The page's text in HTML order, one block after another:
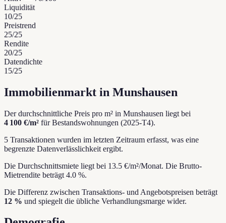
Liquidität
10/25
Preistrend
25/25
Rendite
20/25
Datendichte
15/25
Immobilienmarkt in Munshausen
Der durchschnittliche Preis pro m² in Munshausen liegt bei
4 100 €/m² für Bestandswohnungen (2025-T4).
5 Transaktionen wurden im letzten Zeitraum erfasst, was eine
begrenzte Datenverlässlichkeit ergibt.
Die Durchschnittsmiete liegt bei 13.5 €/m²/Monat. Die Brutto-
Mietrendite beträgt 4.0 %.
Die Differenz zwischen Transaktions- und Angebotspreisen beträgt
12 % und spiegelt die übliche Verhandlungsmarge wider.